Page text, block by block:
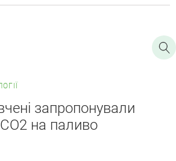
запропонували
на паливо